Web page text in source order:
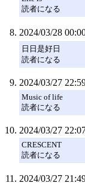
読者になる
2024/03/28
日日是好日
読者になる
2024/03/27
Music of life
読者になる
2024/03/27
CRESCENT
読者になる
2024/03/27